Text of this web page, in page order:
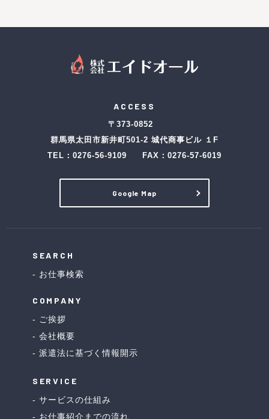
ACCESS
〒373-0852
群馬県太田市新井町501-2 城代商事ビル １F
TEL： 0276-56-9109 FAX：0276-57-6019
Google Map
SEARCH
お仕事検索
COMPANY
ご挨拶
会社概要
派遣法に基づく情報開示
SERVICE
サービスの仕組み
お仕事紹介までの流れ